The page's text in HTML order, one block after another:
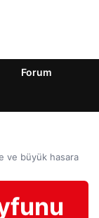
Forum
ve büyük hasara